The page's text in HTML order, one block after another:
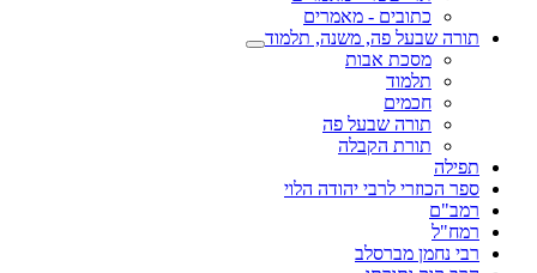
כתובים - מאמרים
תורה שבעל פה, משנה, תלמוד
מסכת אבות
תלמוד
חכמים
תורה שבעל פה
תורת הקבלה
תפילה
ספר הכוזרי לרבי יהודה הלוי
רמב"ם
רמח"ל
רבי נחמן מברסלב